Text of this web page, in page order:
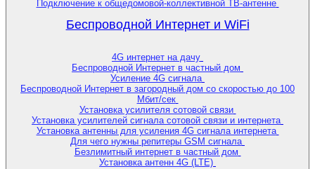
Подключение к общедомовой-коллективной ТВ-антенне
Беспроводной Интернет и WiFi
4G интернет на дачу
Беспроводной Интернет в частный дом
Усиление 4G сигнала
Беспроводной Интернет в загородный дом со скоростью до 100
Мбит/сек
Установка усилителя сотовой связи
Установка усилителей сигнала сотовой связи и интернета
Установка антенны для усиления 4G сигнала интернета
Для чего нужны репитеры GSM сигнала
Безлимитный интернет в частный дом
Установка антенн 4G (LTE)